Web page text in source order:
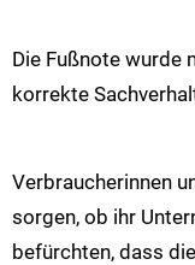
Die Fußnote wurde
korrekte
Verbraucherinnen
sorgen, ob ihr
befürchten, dass